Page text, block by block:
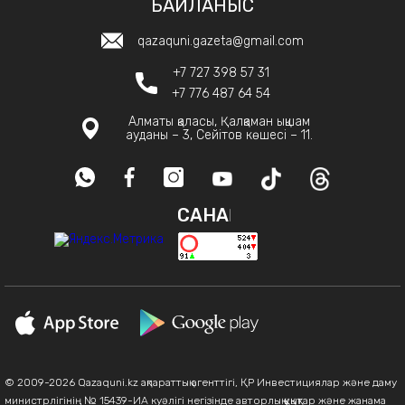
БАЙЛАНЫС
qazaquni.gazeta@gmail.com
+7 727 398 57 31
+7 776 487 64 54
Алматы қаласы, Қалқаман ықшам
ауданы – 3, Сейітов көшесі – 11.
САНАҚ
© 2009-2026 Qazaquni.kz ақпараттық агенттігі, ҚР Инвестициялар және даму
министрлігінің № 15439-ИА куәлігі негізінде авторлық құқықтар және жанама